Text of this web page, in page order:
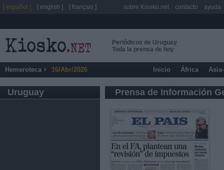
Periódicos de Uruguay
Toda la prensa de hoy
Hemeroteca 16/Abr/2026 Inicio África
Uruguay Prensa de Información
[ español ] [ english ] [ français ] sobre Kiosko.net contacto ayuda